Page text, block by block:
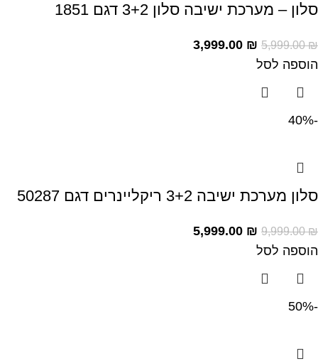
סלון – מערכת ישיבה סלון 3+2 דגם 1851
5,999.00₪
3,999.00 ₪
הוספה לסל
-40%
סלון מערכת ישיבה 3+2 ריקליינרים דגם 50287
9,999.00₪
5,999.00 ₪
הוספה לסל
-50%